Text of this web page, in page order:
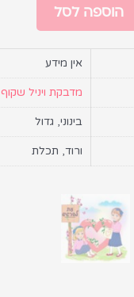
הוספה לסל
אין מידע
מדבקת ויניל שקוף
בינוני, גדול
ורוד, תכלת